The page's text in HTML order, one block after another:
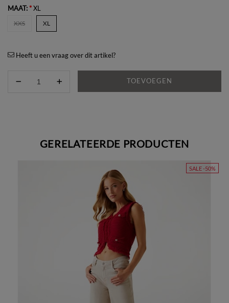
MAAT:*XL
XXS XL
Heeft u een vraag over dit artikel?
TOEVOEGEN
GERELATEERDE PRODUCTEN
SALE -50%